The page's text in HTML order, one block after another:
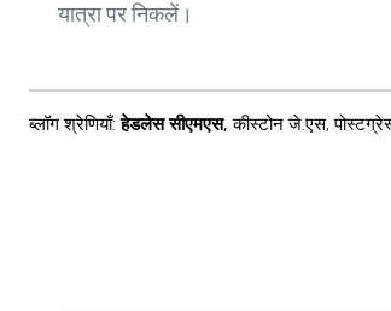
यात्रा पर निकलें।
ब्लॉग श्रेणियाँ: हेडलेस सीएमएस, कीस्टोन जे.एस,